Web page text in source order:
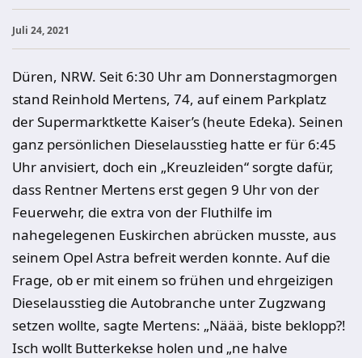
Juli 24, 2021
Düren, NRW. Seit 6:30 Uhr am Donnerstagmorgen
stand Reinhold Mertens, 74, auf einem Parkplatz
der Supermarktkette Kaiser’s (heute Edeka). Seinen
ganz persönlichen Dieselausstieg hatte er für 6:45
Uhr anvisiert, doch ein „Kreuzleiden“ sorgte dafür,
dass Rentner Mertens erst gegen 9 Uhr von der
Feuerwehr, die extra von der Fluthilfe im
nahegelegenen Euskirchen abrücken musste, aus
seinem Opel Astra befreit werden konnte. Auf die
Frage, ob er mit einem so frühen und ehrgeizigen
Dieselausstieg die Autobranche unter Zugzwang
setzen wollte, sagte Mertens: „Näää, biste beklopp?!
Isch wollt Butterkekse holen und „ne halve